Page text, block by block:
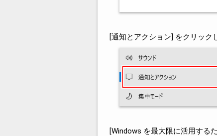
[通知とアクション] をクリック
[Windows を最大限に活用する